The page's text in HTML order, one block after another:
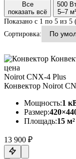
Все
показать всё
500
5–7 м²
Показано с 1 по 5 из 5
Сортировка:
Noirot CNX-4 Plus
Конвектор Noirot
Мощность:1
Размер:
Площадь:15 м²
13 900 ₽